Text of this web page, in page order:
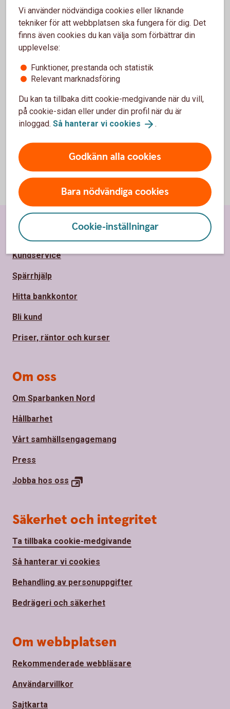
För att se detta innehåll behöver du först
godkänna cookies för Funktioner, prestanda
Inställningar för cookies
Vi använder nödvändiga cookies eller liknande
tekniker för att webbplatsen ska fungera för dig. Det
finns även cookies du kan välja som förbättrar din
upplevelse:
Funktioner, prestanda och statistik
Relevant marknadsföring
Du kan ta tillbaka ditt cookie-medgivande när du vill,
på cookie-sidan eller under din profil när du är
inloggad. Så hanterar vi cookies .
Godkänn alla cookies
Bara nödvändiga cookies
Cookie-inställningar
Sidfot
Hitta snabbt
Kundservice
Spärrhjälp
Hitta bankkontor
Bli kund
Priser, räntor och kurser
Om oss
Om Sparbanken Nord
Hållbarhet
Vårt samhällsengagemang
Press
Jobba hos oss
Säkerhet och integritet
Ta tillbaka cookie-medgivande
Så hanterar vi cookies
Behandling av personuppgifter
Bedrägeri och säkerhet
Om webbplatsen
Rekommenderade webbläsare
Användarvillkor
Sajtkarta